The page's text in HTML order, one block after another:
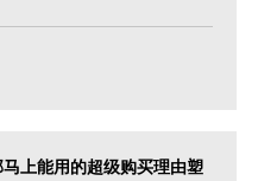
马上能用的超级购买理由塑